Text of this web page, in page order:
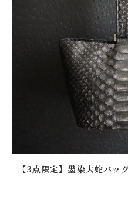
【3点限定】墨染大蛇バッ